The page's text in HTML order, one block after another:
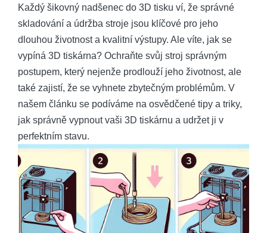
Každý šikovný nadšenec do 3D tisku ví, že správné
skladování a údržba stroje jsou klíčové pro jeho
dlouhou životnost a kvalitní výstupy. Ale víte, jak se
vypíná 3D tiskárna? Ochraňte svůj stroj správným
postupem, který nejenže prodlouží jeho životnost, ale
také zajistí, že se vyhnete zbytečným problémům. V
našem článku se podíváme na osvědčené tipy a triky,
jak správně vypnout vaši 3D tiskárnu a udržet ji v
perfektním stavu.